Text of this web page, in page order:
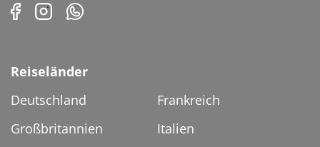
Reiseländer
Deutschland
Frankreich
Großbritannien
Italien